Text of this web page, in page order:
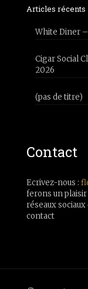
Articles récents
White Diner –
Cigar Social
2026
(pas de titre)
Contact
Ecrivez-nous :
ferons un
réseaux
contact